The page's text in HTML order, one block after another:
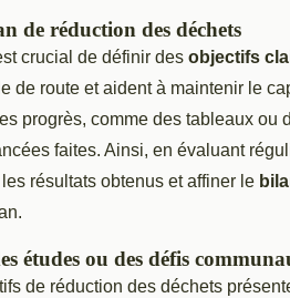
de réduction des déchets
crucial de définir des objectifs
de route et aident à maintenir le
progrès, comme des tableaux ou
faites. Ainsi, en évaluant
résultats obtenus et affiner le
études ou des défis
de réduction des déchets